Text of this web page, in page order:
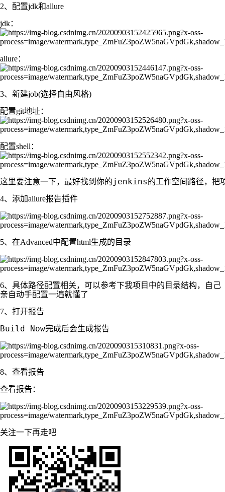
2、配置jdk和allure
jdk：
allure：
3、新建job(选择自由风格)
配置git地址：
配置shell：
4、添加allure报告插件
5、在Advanced中配置html生成的目录
6、具体路径配置相关，可以参考下我项目中的目录结构，自己
亲自动手配置一遍就懂了
7、打开报告
8、查看报告
关注一下再走吧